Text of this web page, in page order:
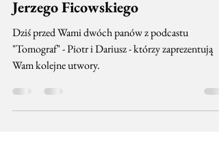
Brzechwy i "Dziwna rymowanka"
Jerzego Ficowskiego
Dziś przed Wami dwóch panów z podcastu
"Tomograf" - Piotr i Dariusz - którzy zaprezentują
Wam kolejne utwory.